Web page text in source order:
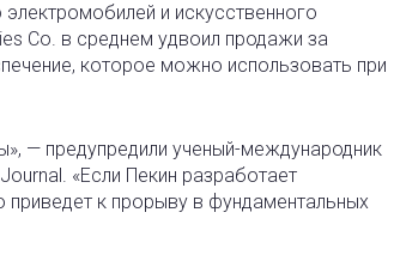
и искусственного
Co. в среднем удвоил продажи за
которое можно использовать при
— предупредили ученый-международник
«Если Пекин разработает
к прорыву в фундаментальных